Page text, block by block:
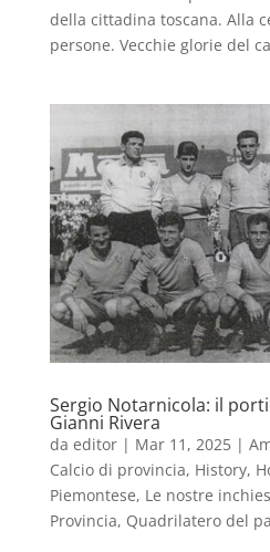
della cittadina toscana. Alla
persone. Vecchie glorie del
Sergio Notarnicola: il
Gianni Rivera
da editor| Mar 11, 2025|
Calcio di provincia, History,
Piemontese, Le nostre
Provincia, Quadrilatero del